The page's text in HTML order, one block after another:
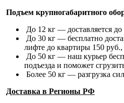
Подъем крупногабаритного
До 12 кг — доставляется
До 30 кг — бесплатно
лифте до квартиры 150
До 50 кг — наш курьер
подъезда и поможет
Более 50 кг — разгрузка
Доставка в Регионы РФ